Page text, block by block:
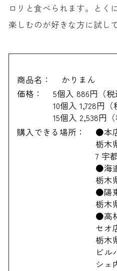
ロリと食べられます。とく
楽しむのが好きな方に試し
商品名：
かりまん
価格：
5個入 886円（税
10個入 1,728円（
15個入 2,538円（
購入できる場所：
●本
栃木
7 宇
●海
栃木
●陽
栃木
●高
セオ
栃木
ビル
シェ